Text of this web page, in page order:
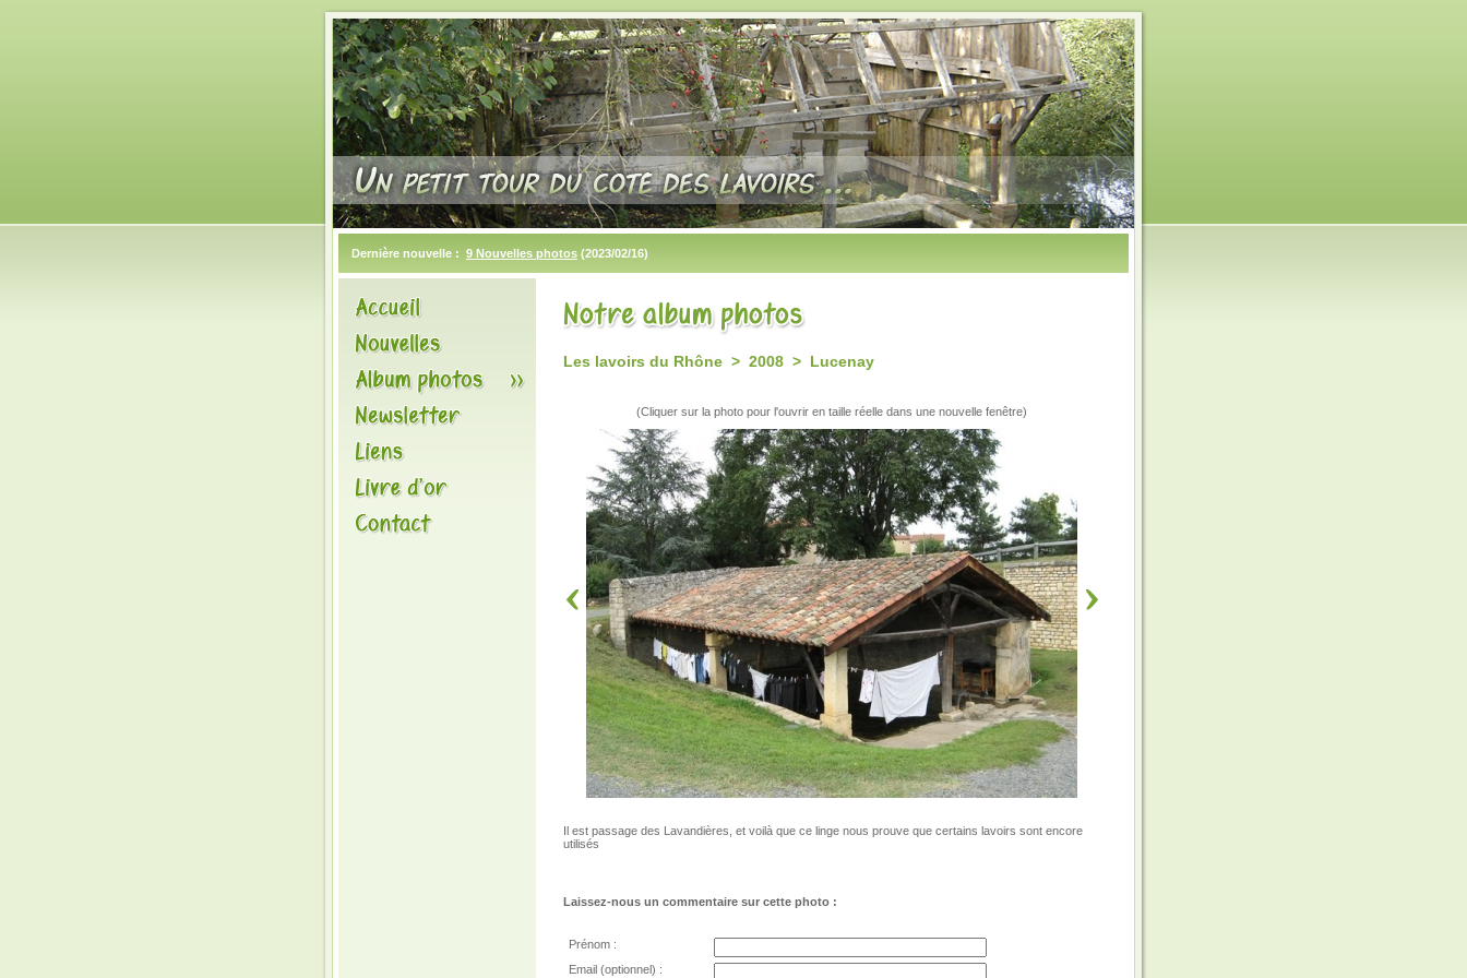
Dernière nouvelle : 9 Nouvelles photos (2023/02/16)
Les lavoirs du Rhône > 2008 > Lucenay
(Cliquer sur la photo pour l'ouvrir en taille réelle dans une nouvelle fenêtre)
Il est passage des Lavandières, et voilà que ce linge nous prouve que certains lavoirs sont encore
utilisés
Laissez-nous un commentaire sur cette photo :
Prénom :
Email (optionnel) :